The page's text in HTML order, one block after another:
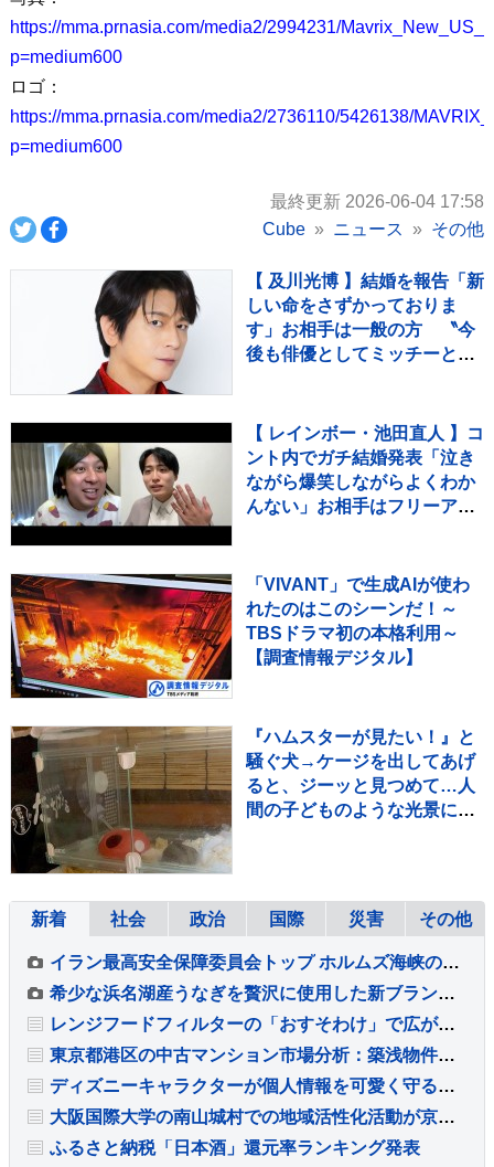
https://mma.prnasia.com/media2/2994231/
p=medium600
ロゴ：
https://mma.prnasia.com/media2/2736110/5426138/
p=medium600
最終更新 2026-06-04 17:58
Cube
ニュース その他
【 及川光博 】結婚を報告「新
しい命をさずかっておりま
す」お相手は一般の方 〝今
後も俳優としてミッチーとし
【 レインボー・池田直人 】コ
ント内でガチ結婚発表「泣き
ながら爆笑しながらよくわか
んない」お相手はフリーアナ
「VIVANT」で生成AIが使わ
れたのはこのシーンだ！～
TBSドラマ初の本格利用～
【調査情報デジタル】
『ハムスターが見たい！』と
騒ぐ犬→ケージを出してあげ
ると、ジーッと見つめて…人
間の子どものような光景に反
新着 社会 政治 国際 災害 その他
イラン最高安全保障委員会トップ ホルムズ海峡の通航再開に6つの条件提示 アメリカに制裁や海上封鎖の解除など要求
希少な浜名湖産うなぎを贅沢に使用した新ブランド「井口の誉」が誕生
レンジフードフィルターの「おすそわけ」で広がる予防掃除の輪
東京都港区の中古マンション市場分析：築浅物件の滞留と築古物件の堅調な需要
ディズニーキャラクターが個人情報を可愛く守る『カードケース』が新発売
大阪国際大学の南山城村での地域活性化活動が京都府から8年連続で評価
ふるさと納税「日本酒」還元率ランキング発表